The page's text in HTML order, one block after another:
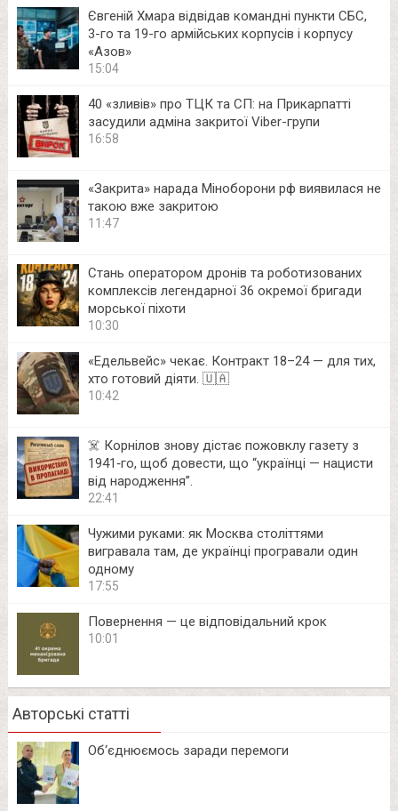
Євгеній Хмара відвідав командні пункти СБС,
3-го та 19-го армійських корпусів і корпусу
«Азов»
15:04
40 «зливів» про ТЦК та СП: на Прикарпатті
засудили адміна закритої Viber-групи
16:58
«Закрита» нарада Міноборони рф виявилася не
такою вже закритою
11:47
Стань оператором дронів та роботизованих
комплексів легендарної 36 окремої бригади
морської піхоти
10:30
«Едельвейс» чекає. Контракт 18–24 — для тих,
хто готовий діяти. 🇺🇦
10:42
☠️ Корнілов знову дістає пожовклу газету з
1941‑го, щоб довести, що “українці — нацисти
від народження”.
22:41
Чужими руками: як Москва століттями
вигравала там, де українці програвали один
одному
17:55
Повернення — це відповідальний крок
10:01
Авторські статті
Об‘єднюємось заради перемоги